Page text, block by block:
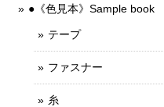
●《色見本》Sample book
テープ
ファスナー
糸